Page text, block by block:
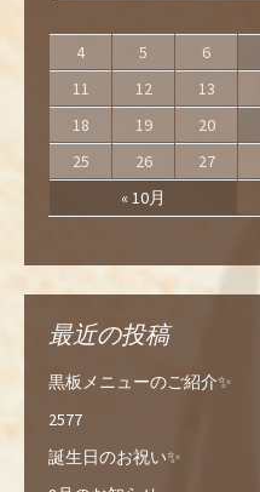
« 10月
4
5 6
11
12 13
18
19 20
25
26 27
最近の投稿
黒板メニューのご紹介✨
2577
誕生日のお祝い✨